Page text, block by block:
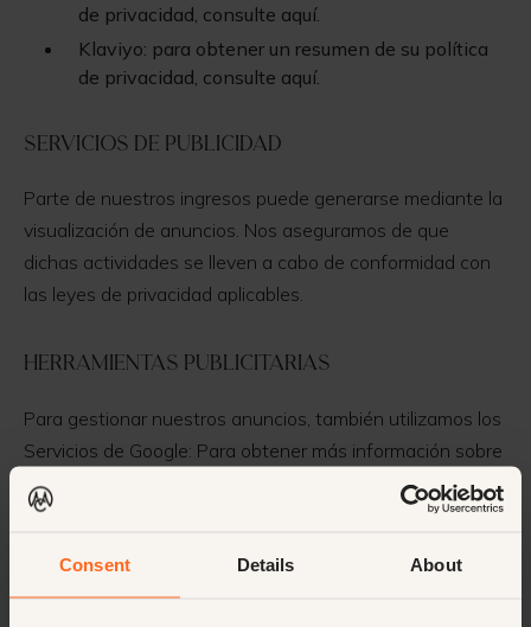
Consent Details About
de privacidad, consulte aquí.
Klaviyo: para obtener un resumen de su política
de privacidad, consulte aquí.
Servicios de publicidad
Parte de nuestros ingresos puede generarse mediante la
visualización de anuncios. Nos aseguramos de que
dichas actividades se lleven a cabo de conformidad con
las leyes de privacidad aplicables.
Herramientas publicitarias
Para gestionar nuestros anuncios, también utilizamos los
Servicios de Google: Para obtener más información sobre
sus prácticas de privacidad, haga clic aquí.
Los terceros a los que proporcionamos sus datos